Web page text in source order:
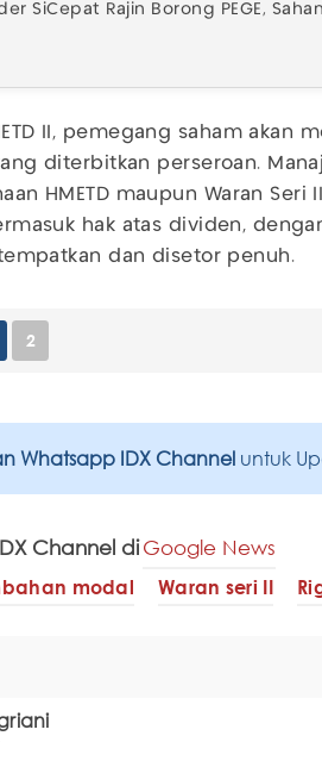
SiCepat Rajin Borong PEGE,
II, pemegang saham akan
diterbitkan perseroan.
HMETD maupun Waran
hak atas dividen,
dan disetor penuh.
2
Whatsapp IDX Channel untuk
Channel diGoogle News
modal Waran seri II